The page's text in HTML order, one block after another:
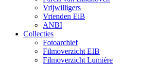
Vrijwilligers
Vrienden EiB
ANBI
Collecties
Fotoarchief
Filmoverzicht EIB
Filmoverzicht Lumière